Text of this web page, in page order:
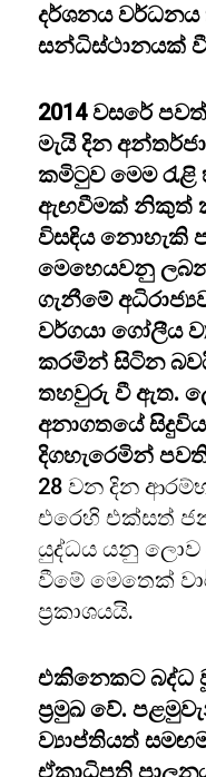
දර්ශනය වර්ධනය
සන්ධිස්ථානයක්
2014 වසරේ
මැයි දින
කමිටුව මෙම රැළි
ඇඟවීමක් නිකුත්
විසඳිය නොහැකි
මෙහෙයවනු
ගැනීමේ
වර්ගයා ගෝලීය
කරමින් සිටින
තහවුරු වී ඇත.
අනාගතයේ
දිගහැරෙමින්
28 වන දින
එරෙහි එක්සත්
යුද්ධය යනු ලොව
වීමේ මෙතෙක්
ප්‍රකාශයයි.
එකිනෙකට බද්ධ
ප්‍රමුඛ වේ.
ව්‍යාප්තියත්
ඒකාධිපති